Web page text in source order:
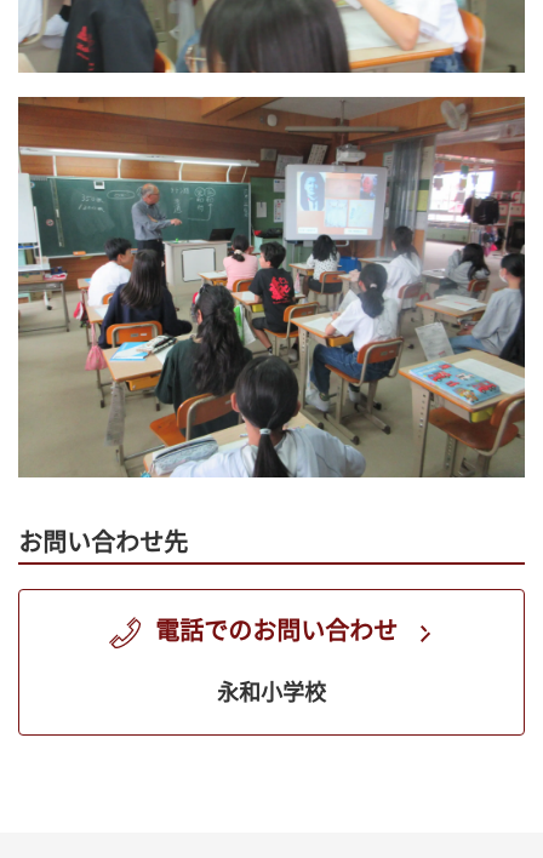
お問い合わせ先
電話でのお問い合わせ
永和小学校